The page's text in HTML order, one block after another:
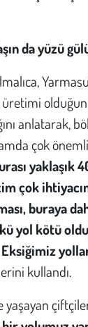
da yüzü
üretimi
anlatarak,
çok
yaklaşık
çok
buraya
yol kötü
kullandı.
yaşayan